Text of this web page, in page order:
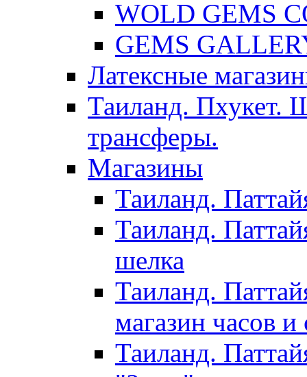
WOLD GEMS
GEMS
Латексные
Таиланд. Пхукет.
трансферы.
Магазины
Таиланд.
Таиланд.
шелка
Таиланд.
магазин часов
Таиланд.